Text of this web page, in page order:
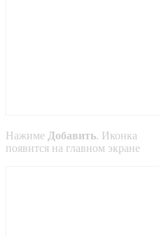
Нажиме Добавить. Иконка
появится на главном экране